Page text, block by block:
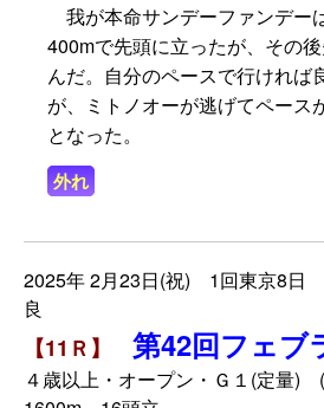
我が本命サンデーファンデー
400mで先頭に立ったが、その
んだ。自分のペースで行ければ
が、ミトノオーが逃げてペース
となった。
外れ
2025年 2月23日(祝) 1回東京8
良
【11Ｒ】 第42回フェブ
４歳以上・オープン・Ｇ１(定量)